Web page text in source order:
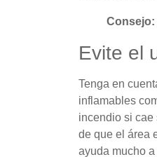
Consejo:
Evite el
Tenga en
inflamables
incendio si cae
de que el área
ayuda mucho